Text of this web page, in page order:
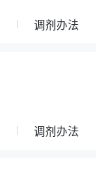
调剂办法
调剂办法